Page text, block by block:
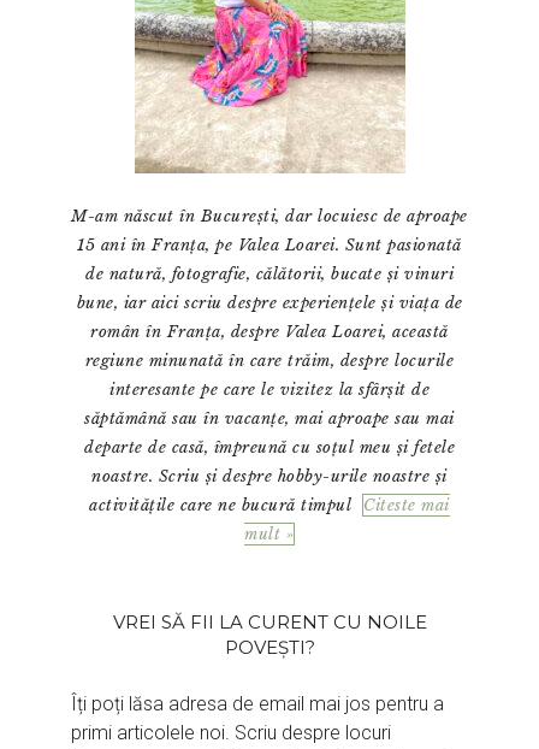
M-am născut în București, dar locuiesc de aproape
15 ani în Franța, pe Valea Loarei. Sunt pasionată
de natură, fotografie, călătorii, bucate și vinuri
bune, iar aici scriu despre experiențele și viața de
român în Franța, despre Valea Loarei, această
regiune minunată în care trăim, despre locurile
interesante pe care le vizitez la sfârșit de
săptămână sau în vacanțe, mai aproape sau mai
departe de casă, împreună cu soțul meu și fetele
noastre. Scriu și despre hobby-urile noastre și
activitățile care ne bucură timpul
Citeste mai
mult »
VREI SĂ FII LA CURENT CU NOILE
POVEȘTI?
Îți poți lăsa adresa de email mai jos pentru a
primi articolele noi. Scriu despre locuri